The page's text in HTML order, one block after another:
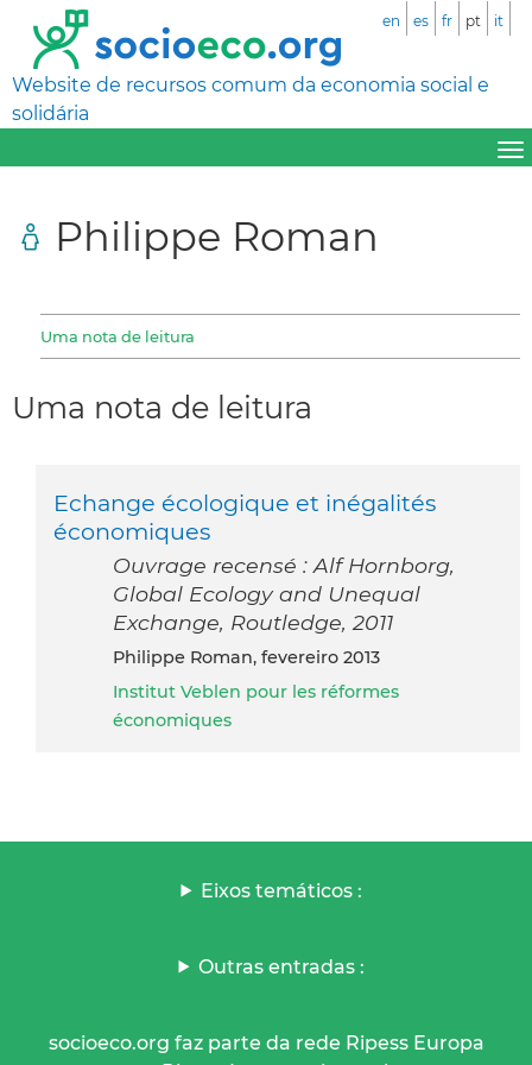
Website de recursos comum da economia social e
solidária
en es fr pt it
Philippe Roman
Uma nota de leitura
Uma nota de leitura
Echange écologique et inégalités
économiques
Ouvrage recensé : Alf Hornborg,
Global Ecology and Unequal
Exchange, Routledge, 2011
Philippe Roman, fevereiro 2013
Institut Veblen pour les réformes
économiques
Eixos temáticos :
Outras entradas :
socioeco.org faz parte da rede Ripess Europa